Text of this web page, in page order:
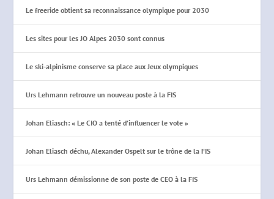
Le freeride obtient sa reconnaissance olympique pour 2030
Les sites pour les JO Alpes 2030 sont connus
Le ski-alpinisme conserve sa place aux Jeux olympiques
Urs Lehmann retrouve un nouveau poste à la FIS
Johan Eliasch: « Le CIO a tenté d’influencer le vote »
Johan Eliasch déchu, Alexander Ospelt sur le trône de la FIS
Urs Lehmann démissionne de son poste de CEO à la FIS